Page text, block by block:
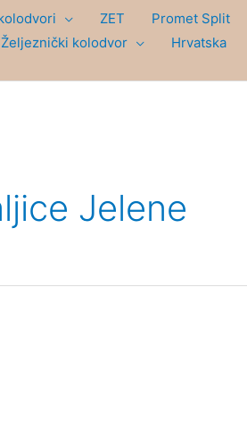
ZET Promet Split
Željeznički kolodvor Hrvatska
Jelene